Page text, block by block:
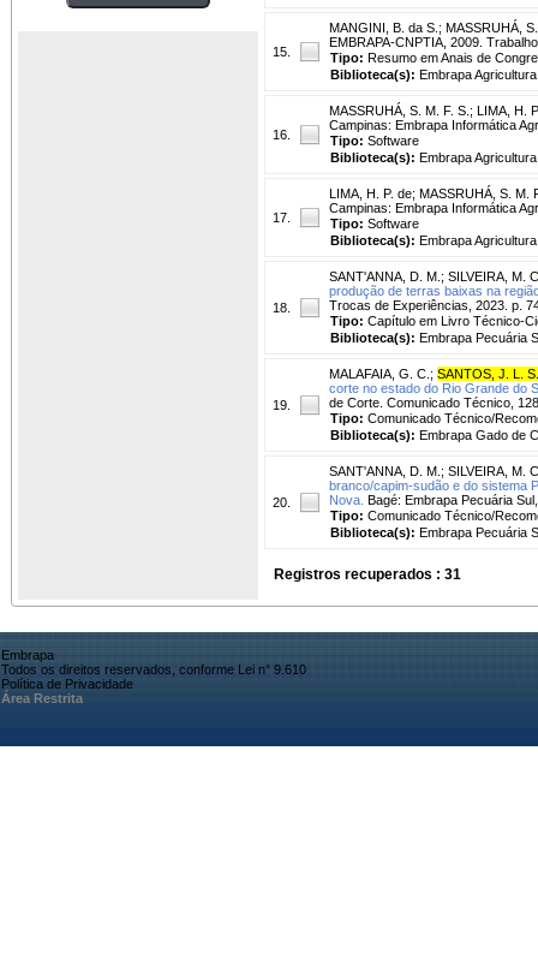
15.
MANGINI, B. da S. ; MASSRUHÁ,
EMBRAPA-CNPTIA, 2009.
Tipo: Resumo em Anais de
Biblioteca(s): Embrapa
16.
MASSRUHÁ, S. M. F. S. ; LIMA, H.
Campinas: Embrapa Informática
Tipo: Software
Biblioteca(s): Embrapa
17.
LIMA, H. P. de; MASSRUHÁ, S. M.
Campinas: Embrapa Informática
Tipo: Software
Biblioteca(s): Embrapa
18.
SANT'ANNA, D. M. ; SILVEIRA, M.
produção de terras baixas na
Trocas de Experiências, 2023. p.
Tipo: Capítulo em Livro Técnico-
Biblioteca(s): Embrapa Pecuária
19.
MALAFAIA, G. C. ; SANTOS, J. L.
corte no estado do Rio Grande do
de Corte. Comunicado Técnico,
Tipo: Comunicado Técnico/
Biblioteca(s): Embrapa Gado de
20.
SANT'ANNA, D. M. ; SILVEIRA, M.
branco/capim-sudão e do sistema
Nova. Bagé: Embrapa Pecuária
Tipo: Comunicado Técnico/
Biblioteca(s): Embrapa Pecuária
Registros recuperados : 31
Embrapa
Todos os direitos reservados, conforme Lei n° 9.610
Política de Privacidade
Área Restrita